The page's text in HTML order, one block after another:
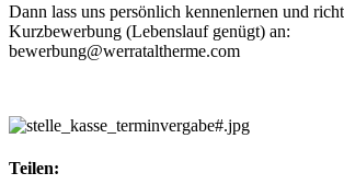
Dann lass uns persönlich kennenlernen und
Kurzbewerbung (Lebenslauf genügt) an:
bewerbung@werrataltherme.com
Teilen: